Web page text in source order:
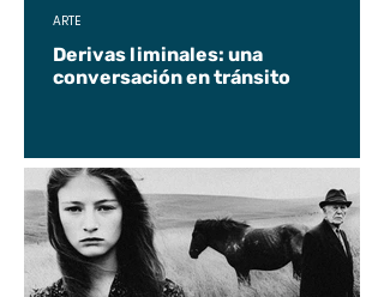
Derivas liminales: una
conversación en tránsito
ARTE